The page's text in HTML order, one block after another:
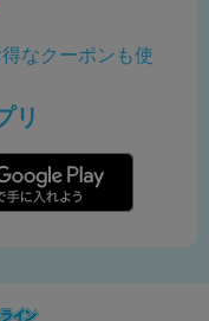
なクーポンも使
リ